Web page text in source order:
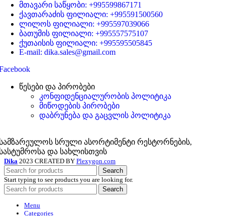
მთავარი საწყობი: +995599867171
ქავთარაძის ფილიალი: +995591500560
ლილოს ფილიალი: +995597039066
ბათუმის ფილიალი: +995557575107
ქუთაისის ფილიალი: +995595505845
E-mail: dika.sales@gmail.com
წესები და პირობები
კონფიდენციალურობის პოლიტიკა
მიწოდების პირობები
დაბრუნება და გაცვლის პოლიტიკა
სრული ასორტიმენტი რესტორნების,
და სახლისთვის
Dika 2023 CREATED BY Plexygon.com
Search
Start typing to see products you are looking for.
Search
Menu
Categories